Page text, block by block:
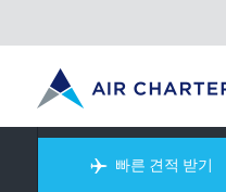
빠른 견적 받기